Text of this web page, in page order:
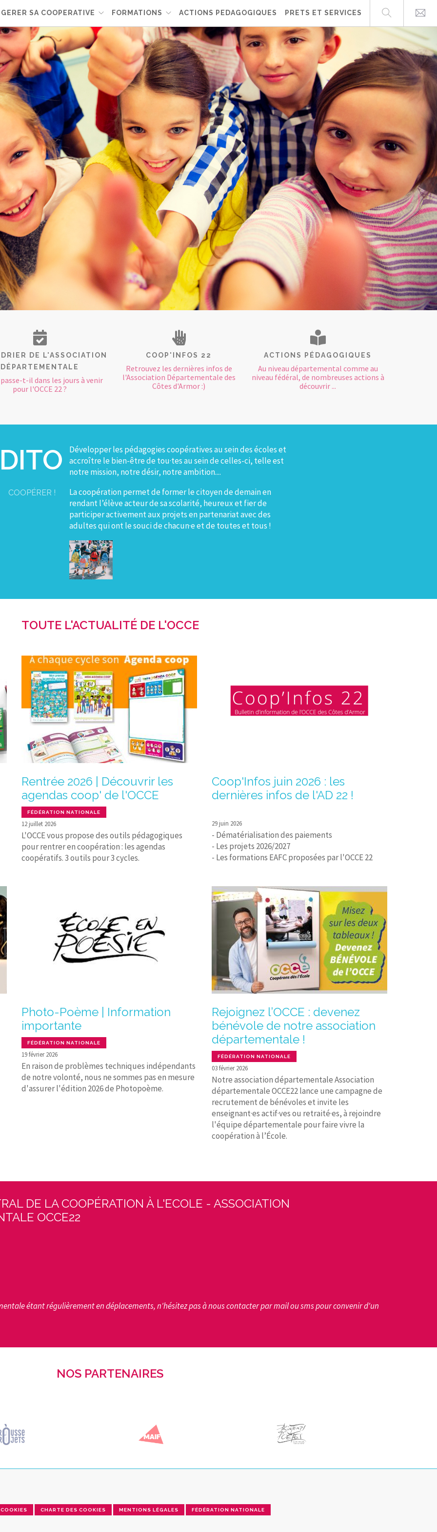
GERER SA COOPERATIVE FORMATIONS ACTIONS PEDAGOGIQUES PRETS ET SERVICES
DE L'ASSOCIATION
DÉPARTEMENTALE
passe-t-il dans les jours à venir
pour l'OCCE 22 ?
COOP'INFOS 22
Retrouvez les dernières infos de
l'Association Départementale des
Côtes d'Armor :)
ACTIONS PÉDAGOGIQUES
Au niveau départemental comme au
niveau fédéral, de nombreuses actions à
découvrir ...
COOPÉRER !
Développer les pédagogies coopératives au sein des écoles et
accroître le bien-être de tou·tes au sein de celles-ci, telle est
notre mission, notre désir, notre ambition....
La coopération permet de former le citoyen de demain en
rendant l’élève acteur de sa scolarité, heureux et fier de
participer activement aux projets en partenariat avec des
adultes qui ont le souci de chacun·e et de toutes et tous !
TOUTE L'ACTUALITÉ DE L'OCCE
Rentrée 2026 | Découvrir les
agendas coop' de l'OCCE
FÉDÉRATION NATIONALE
12 juillet 2026
L'OCCE vous propose des outils pédagogiques
pour rentrer en coopération : les agendas
coopératifs. 3 outils pour 3 cycles.
Coop'Infos juin 2026 : les
dernières infos de l'AD 22 !
29 juin 2026
- Dématérialisation des paiements
- Les projets 2026/2027
- Les formations EAFC proposées par l'OCCE 22
Photo-Poème | Information
importante
FÉDÉRATION NATIONALE
19 février 2026
En raison de problèmes techniques indépendants
de notre volonté, nous ne sommes pas en mesure
d'assurer l'édition 2026 de Photopoème.
Rejoignez l’OCCE : devenez
bénévole de notre association
départementale !
FÉDÉRATION NATIONALE
03 février 2026
Notre association départementale Association
départementale OCCE22 lance une campagne de
recrutement de bénévoles et invite les
enseignant·es actif·ves ou retraité·es, à rejoindre
l'équipe départementale pour faire vivre la
coopération à l’École.
DE LA COOPÉRATION À L'ECOLE - ASSOCIATION
OCCE22
étant régulièrement en déplacements, n'hésitez pas à nous contacter par mail ou sms pour convenir d'un
NOS PARTENAIRES
COOKIES CHARTE DES COOKIES MENTIONS LÉGALES FÉDÉRATION NATIONALE